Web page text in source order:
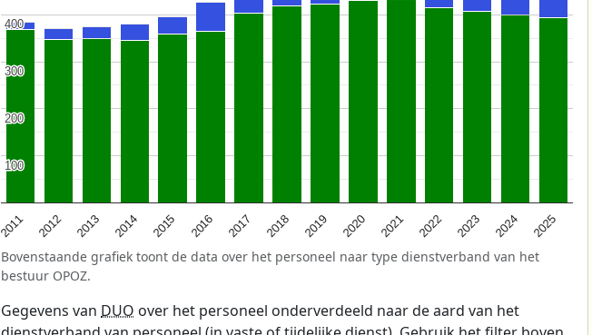
2011 2012 2013 2014 2015 2016 2017 2018 2019 2020 2021 2022 2023 2024 2025
100
100
200
200
300
300
400
400
Bovenstaande grafiek toont de data over het personeel naar type dienstverband van het
bestuur OPOZ.
Gegevens van DUO over het personeel onderverdeeld naar de aard van het